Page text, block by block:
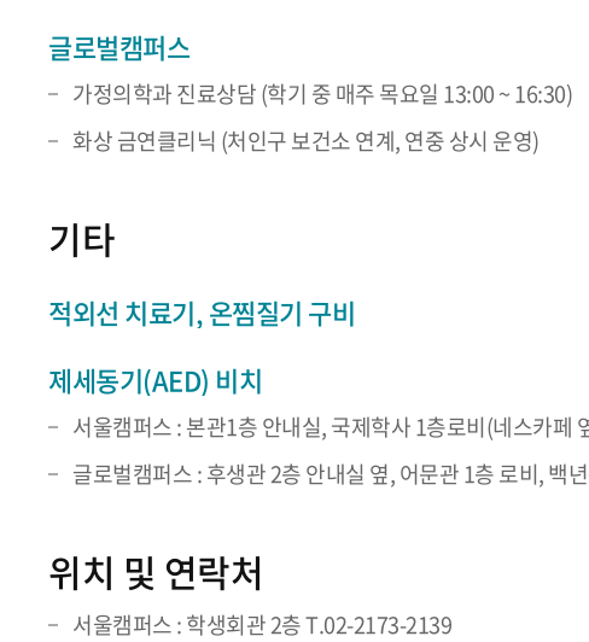
글로벌캠퍼스
가정의학과 진료상담 (학기 중 매주 목요일 13:00 ~ 16:30)
화상 금연클리닉 (처인구 보건소 연계, 연중 상시 운영)
기타
적외선 치료기, 온찜질기 구비
제세동기(AED) 비치
서울캠퍼스 : 본관1층 안내실, 국제학사 1층로비(네스카페
글로벌캠퍼스 : 후생관 2층 안내실 옆, 어문관 1층 로비, 백
위치 및 연락처
서울캠퍼스 : 학생회관 2층 T.02-2173-2139